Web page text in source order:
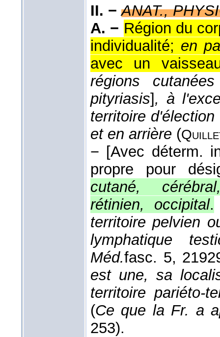
II. − ANAT.,
A. − Région du
individualité; en
avec un
régions
pityriasis], à
territoire
et en arrière (
− [Avec déterm.
propre pour
cutané,
rétinien, occipital.
territoire pelvien
lymphatique
Méd.fasc. 5, 2
est une, sa
territoire pariéto-
(Ce que la Fr. a
253).